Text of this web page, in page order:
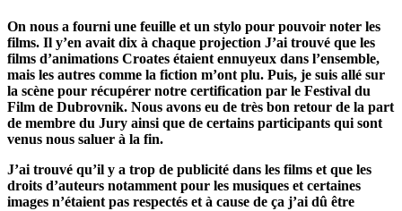
On nous a fourni une feuille et un stylo pour pouvoir noter les
films. Il y’en avait dix à chaque projection J’ai trouvé que les
films d’animations Croates étaient ennuyeux dans l’ensemble,
mais les autres comme la fiction m’ont plu. Puis, je suis allé sur
la scène pour récupérer notre certification par le Festival du
Film de Dubrovnik. Nous avons eu de très bon retour de la part
de membre du Jury ainsi que de certains participants qui sont
venus nous saluer à la fin.
J’ai trouvé qu’il y a trop de publicité dans les films et que les
droits d’auteurs notamment pour les musiques et certaines
images n’étaient pas respectés et à cause de ça j’ai dû être